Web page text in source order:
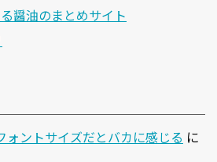
醤油のまとめサイト
ォントサイズだとバカに感じる に